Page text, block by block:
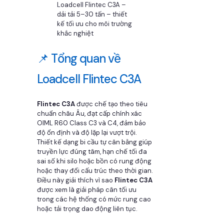
Loadcell Flintec C3A –
dải tải 5–30 tấn – thiết
kế tối ưu cho môi trường
khắc nghiệt
📌 Tổng quan về
Loadcell Flintec C3A
Flintec C3Ađược chế tạo theo tiêu
chuẩn châu Âu, đạt cấp chính xác
OIML R60 Class C3 và C4, đảm bảo
độ ổn định và độ lặp lại vượt trội.
Thiết kế dạng bi cầu tự cân bằng giúp
truyền lực đúng tâm, hạn chế tối đa
sai số khi silo hoặc bồn có rung động
hoặc thay đổi cấu trúc theo thời gian.
Điều này giải thích vì sao Flintec C3A
được xem là giải pháp cân tối ưu
trong các hệ thống có mức rung cao
hoặc tải trọng dao động liên tục.